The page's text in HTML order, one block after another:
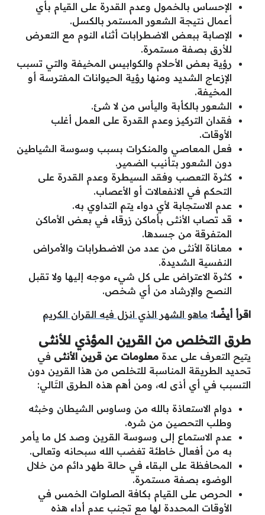
الإحساس بالخمول وعدم القدرة على القيام بأي
أعمال نتيجة الشعور المستمر بالكسل.
الإصابة ببعض الاضطرابات أثناء النوم مع التعرض
للأرق بصفة مستمرة.
رؤية بعض الأحلام والكوابيس المخيفة والتي تسبب
الإزعاج الشديد ومنها رؤية الحيوانات المفترسة أو
المخيفة.
الشعور بالكأبة واليأس من لا شئ.
فقدان التركيز وعدم القدرة على العمل أغلب
الأوقات.
فعل المعاصي والمنكرات بسبب وسوسة الشياطين
دون الشعور بتأنيب الضمير.
كثرة التعصب وفقد السيطرة وعدم القدرة على
التحكم في الانفعالات أو الأعصاب.
عدم الاستجابة لأي دواء يتم التداوي به.
قد تصاب الأنثى بأماكن زرقاء في بعض الأماكن
المتفرقة من جسدها.
معاناة الأنثى من عدد من الاضطرابات والأمراض
النفسية الشديدة.
كثرة الاعتراض على كل شيء موجه إليها ولا تقبل
النصح والإرشاد من أي شخص.
اقرأ أيضًا: ماهو الشهر الذي انزل فيه القران الكريم
طرق التخلص من القرين المؤذي للأنثى
يتيح التعرف على عدة معلومات عن قرين الأنثى في
تحديد الطريقة المناسبة للتخلص من هذا القرين دون
التسبب في أي أذى له، ومن أهم هذه الطرق التَالي:
دوام الاستعاذة بالله من وساوس الشيطان وخبثه
وطلب التحصين من شره.
عدم الاستماع إلى وسوسة القرين وصد كل ما يأمر
به من أفعال خاطئة تغضب الله سبحانه وتعالى.
المحافظة على البقاء في حالة طهر دائم من خلال
الوضوء بصفة مستمرة.
الحرص على القيام بكافة الصلوات الخمس في
الأوقات المحددة لها مع تجنب عدم أداء هذه